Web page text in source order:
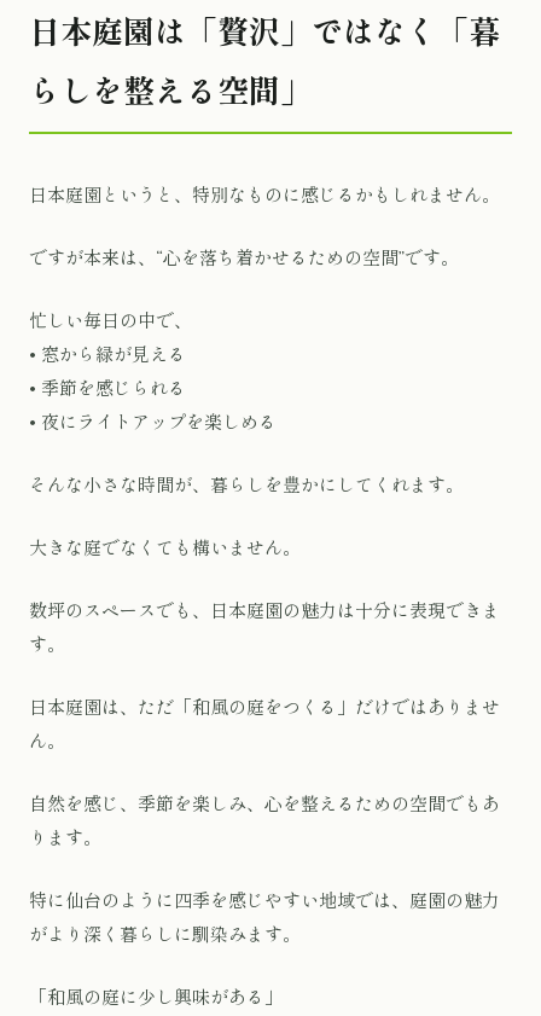
日本庭園は「贅沢」ではなく「暮
らしを整える空間」
日本庭園というと、特別なものに感じるかもしれません。
ですが本来は、“心を落ち着かせるための空間”です。
忙しい毎日の中で、
• 窓から緑が見える
• 季節を感じられる
• 夜にライトアップを楽しめる
そんな小さな時間が、暮らしを豊かにしてくれます。
大きな庭でなくても構いません。
数坪のスペースでも、日本庭園の魅力は十分に表現できま
す。
日本庭園は、ただ「和風の庭をつくる」だけではありませ
ん。
自然を感じ、季節を楽しみ、心を整えるための空間でもあ
ります。
特に仙台のように四季を感じやすい地域では、庭園の魅力
がより深く暮らしに馴染みます。
「和風の庭に少し興味がある」